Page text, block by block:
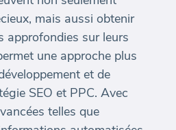
mais aussi obtenir
approfondies sur leurs
une approche plus
et de
SEO et PPC. Avec
telles que